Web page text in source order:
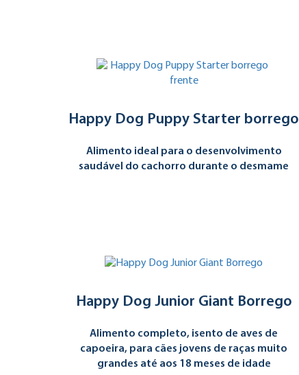
Happy Dog Puppy Starter borrego
Alimento ideal para o desenvolvimento
saudável do cachorro durante o desmame
Happy Dog Junior Giant Borrego
Alimento completo, isento de aves de
capoeira, para cães jovens de raças muito
grandes até aos 18 meses de idade